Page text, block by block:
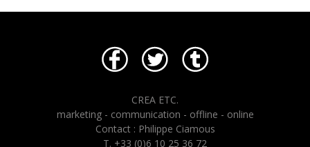
CREA ETC.
marketing - communication - offline - online
Contact : Philippe Ciamous
T. +33 (0)6 10 25 36 72